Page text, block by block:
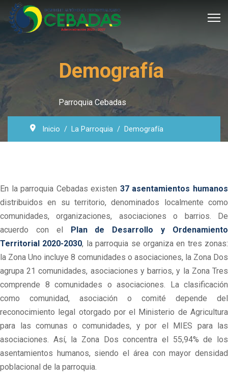
Demografía
Parroquia Cebadas
Inicio La Parroquia Demografía
En la parroquia Cebadas existen 37 asentamientos humanos
distribuidos en su territorio, denominados localmente como
comunidades, organizaciones, asociaciones o barrios. De
acuerdo con el Plan de Desarrollo y Ordenamiento
Territorial 2020-2030, la parroquia se organiza en tres zonas:
la Zona Uno incluye 8 comunidades o asociaciones, la Zona Dos
agrupa 21 comunidades, asociaciones y barrios, y la Zona Tres
comprende 8 comunidades o asociaciones. La clasificación
como comunidad, asociación o comité depende del
reconocimiento legal otorgado por el Ministerio de Agricultura
para las comunas o comunidades, y por el MIES para las
asociaciones. Así, la Zona Dos concentra el 55,94% de los
asentamientos humanos, siendo el área con mayor densidad
poblacional de la parroquia.